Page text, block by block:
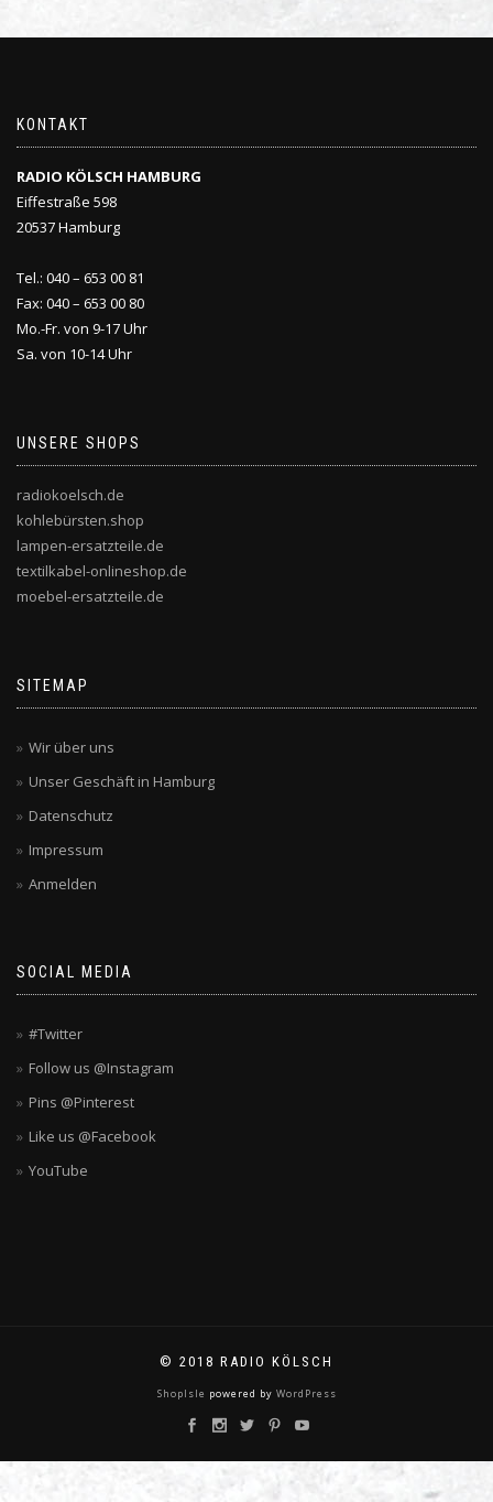
KONTAKT
RADIO KÖLSCH HAMBURG
Eiffestraße 598
20537 Hamburg
Tel.: 040 – 653 00 81
Fax: 040 – 653 00 80
Mo.-Fr. von 9-17 Uhr
Sa. von 10-14 Uhr
UNSERE SHOPS
radiokoelsch.de
kohlebürsten.shop
lampen-ersatzteile.de
textilkabel-onlineshop.de
moebel-ersatzteile.de
SITEMAP
Wir über uns
Unser Geschäft in Hamburg
Datenschutz
Impressum
Anmelden
SOCIAL MEDIA
#Twitter
Follow us @Instagram
Pins @Pinterest
Like us @Facebook
YouTube
© 2018 RADIO KÖLSCH
ShopIsle powered by WordPress